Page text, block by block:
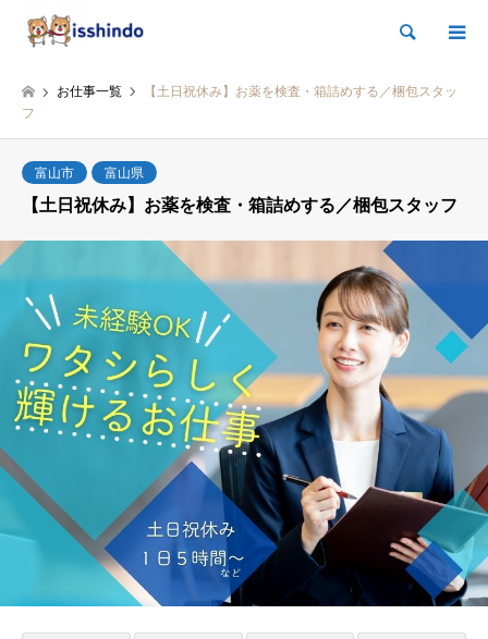
検索
お仕事一覧
【土日祝休み】お薬を検査・箱詰めする／梱包スタッ
フ
富山市
富山県
【土日祝休み】お薬を検査・箱詰めする／梱包スタッフ